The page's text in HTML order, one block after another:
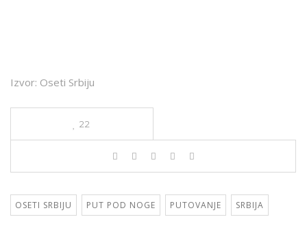
Izvor: Oseti Srbiju
22
OSETI SRBIJU PUT POD NOGE PUTOVANJE SRBIJA